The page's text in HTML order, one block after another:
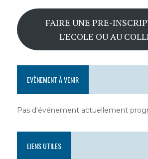
FAIRE UNE PRE-
L'ECOLE OU AU
EVÈNEMENT À VENIR
Pas d'événement actuellement
LIENS UTILES